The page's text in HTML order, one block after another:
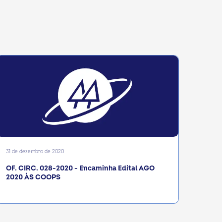
31 de dezembro de 2020
OF. CIRC. 028-2020 - Encaminha Edital AGO
2020 ÀS COOPS